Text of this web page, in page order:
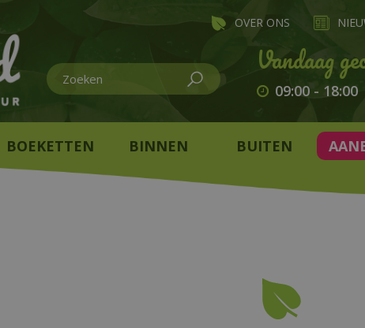
OVER ONS
09:00- 18:00
BOEKETTEN BINNEN BUITEN